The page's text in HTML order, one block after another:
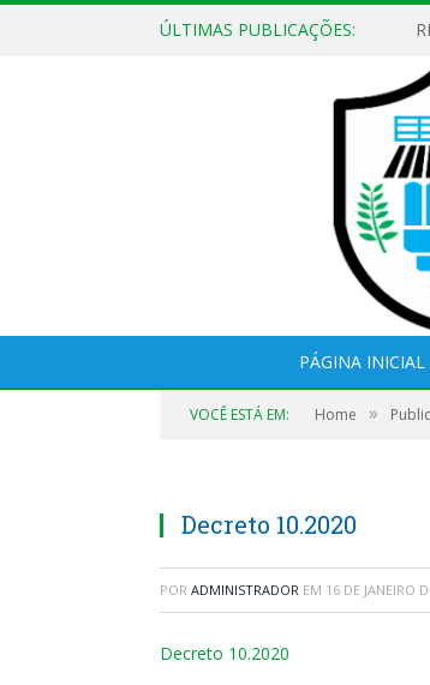
ÚLTIMAS PUBLICAÇÕES:
PÁGINA INICIAL
VOCÊ ESTÁ EM: Home »
Decreto 10.2020
POR ADMINISTRADOR EM 16 DE JANEIRO
Decreto 10.2020